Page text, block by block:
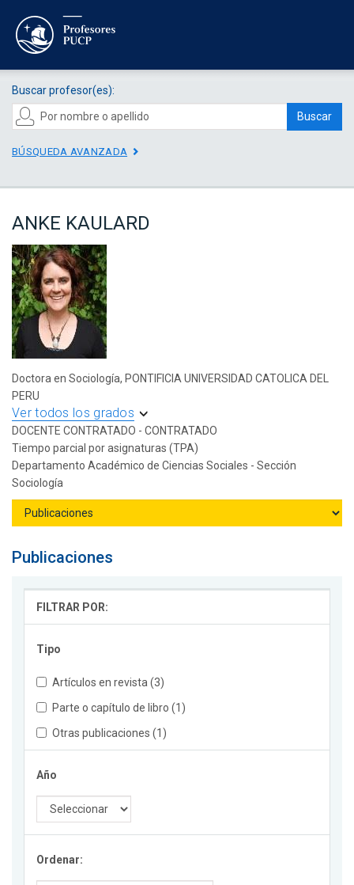
Buscar profesor(es):
Buscar
BÚSQUEDA AVANZADA
ANKE KAULARD
Doctora en Sociología, PONTIFICIA UNIVERSIDAD CATOLICA DEL
PERU
Ver todos los grados
DOCENTE CONTRATADO - CONTRATADO
Tiempo parcial por asignaturas (TPA)
Departamento Académico de Ciencias Sociales - Sección
Sociología
Publicaciones
FILTRAR POR:
Tipo
Artículos en revista (3)
Parte o capítulo de libro (1)
Otras publicaciones (1)
Año
Ordenar: